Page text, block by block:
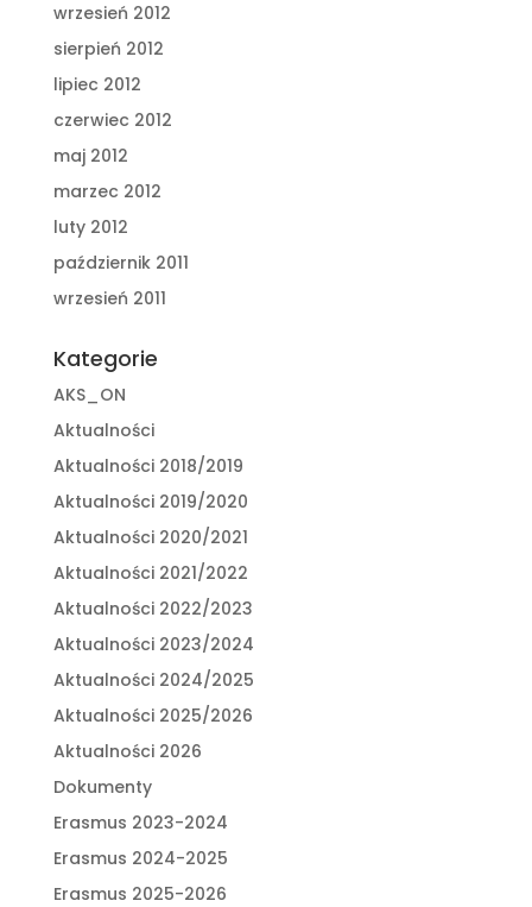
wrzesień 2012
sierpień 2012
lipiec 2012
czerwiec 2012
maj 2012
marzec 2012
luty 2012
październik 2011
wrzesień 2011
Kategorie
AKS_ON
Aktualności
Aktualności 2018/2019
Aktualności 2019/2020
Aktualności 2020/2021
Aktualności 2021/2022
Aktualności 2022/2023
Aktualności 2023/2024
Aktualności 2024/2025
Aktualności 2025/2026
Aktualności 2026
Dokumenty
Erasmus 2023-2024
Erasmus 2024-2025
Erasmus 2025-2026